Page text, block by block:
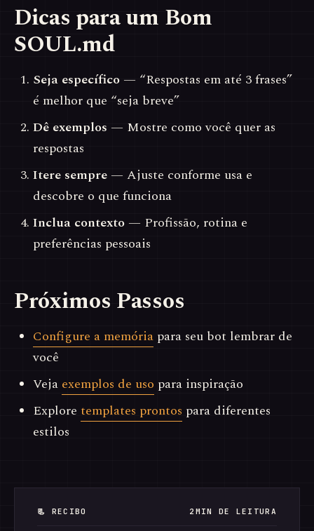
Dicas para um Bom
SOUL.md
Seja específico — “Respostas em até 3 frases”
é melhor que “seja breve”
Dê exemplos — Mostre como você quer as
respostas
Itere sempre — Ajuste conforme usa e
descobre o que funciona
Inclua contexto — Profissão, rotina e
preferências pessoais
Próximos Passos
Configure a memória para seu bot lembrar de
você
Veja exemplos de uso para inspiração
Explore templates prontos para diferentes
estilos
📃 RECIBO 2MIN DE LEITURA